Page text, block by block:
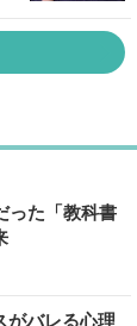
った「教科書
がバレる心理